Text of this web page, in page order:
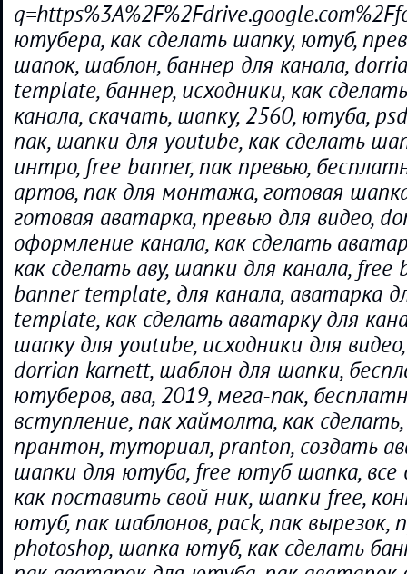
ютубера, как сделать шапку, ютуб,
шапок, шаблон, баннер для канала,
template, баннер, исходники, как
канала, скачать, шапку, 2560, ютуба,
пак, шапки для youtube, как сделать
интро, free banner, пак превью,
артов, пак для монтажа, готовая
готовая аватарка, превью для видео,
оформление канала, как сделать
как сделать аву, шапки для канала, free
banner template, для канала, аватарка
template, как сделать аватарку для
шапку для youtube, исходники для
dorrian karnett, шаблон для шапки,
ютуберов, ава, 2019, мега-пак,
вступление, пак хаймолта, как
прантон, туториал, pranton, создать
шапки для ютуба, free ютуб шапка,
как поставить свой ник, шапки free,
ютуб, пак шаблонов, pack, пак вырезок,
photoshop, шапка ютуб, как сделать